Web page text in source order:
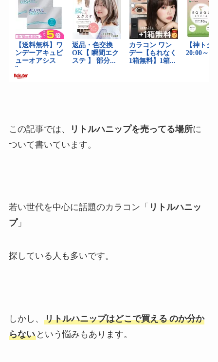
この記事では、 リトルハニップを売ってる場所に
ついて書いています。
若い世代を中心に話題のカラコン「 リトルハニッ
プ」
探している人も多いです。
しかし、 リトルハニップはどこで買える のか分か
らないという悩みもあります。